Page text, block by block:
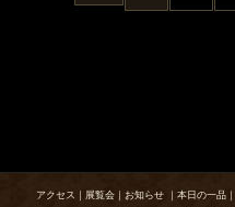
アクセス ｜ 展覧会 ｜ お知らせ ｜ 本日の一品 ｜